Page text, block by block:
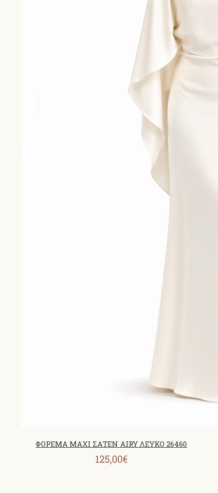
ΦΟΡΕΜΑ MAXI ΣΑΤΕΝ AIRY ΛΕΥΚΟ 26460
125,00€